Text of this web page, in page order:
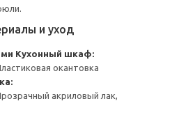
и уход
Кухонный шкаф:
окантовка
акриловый лак,